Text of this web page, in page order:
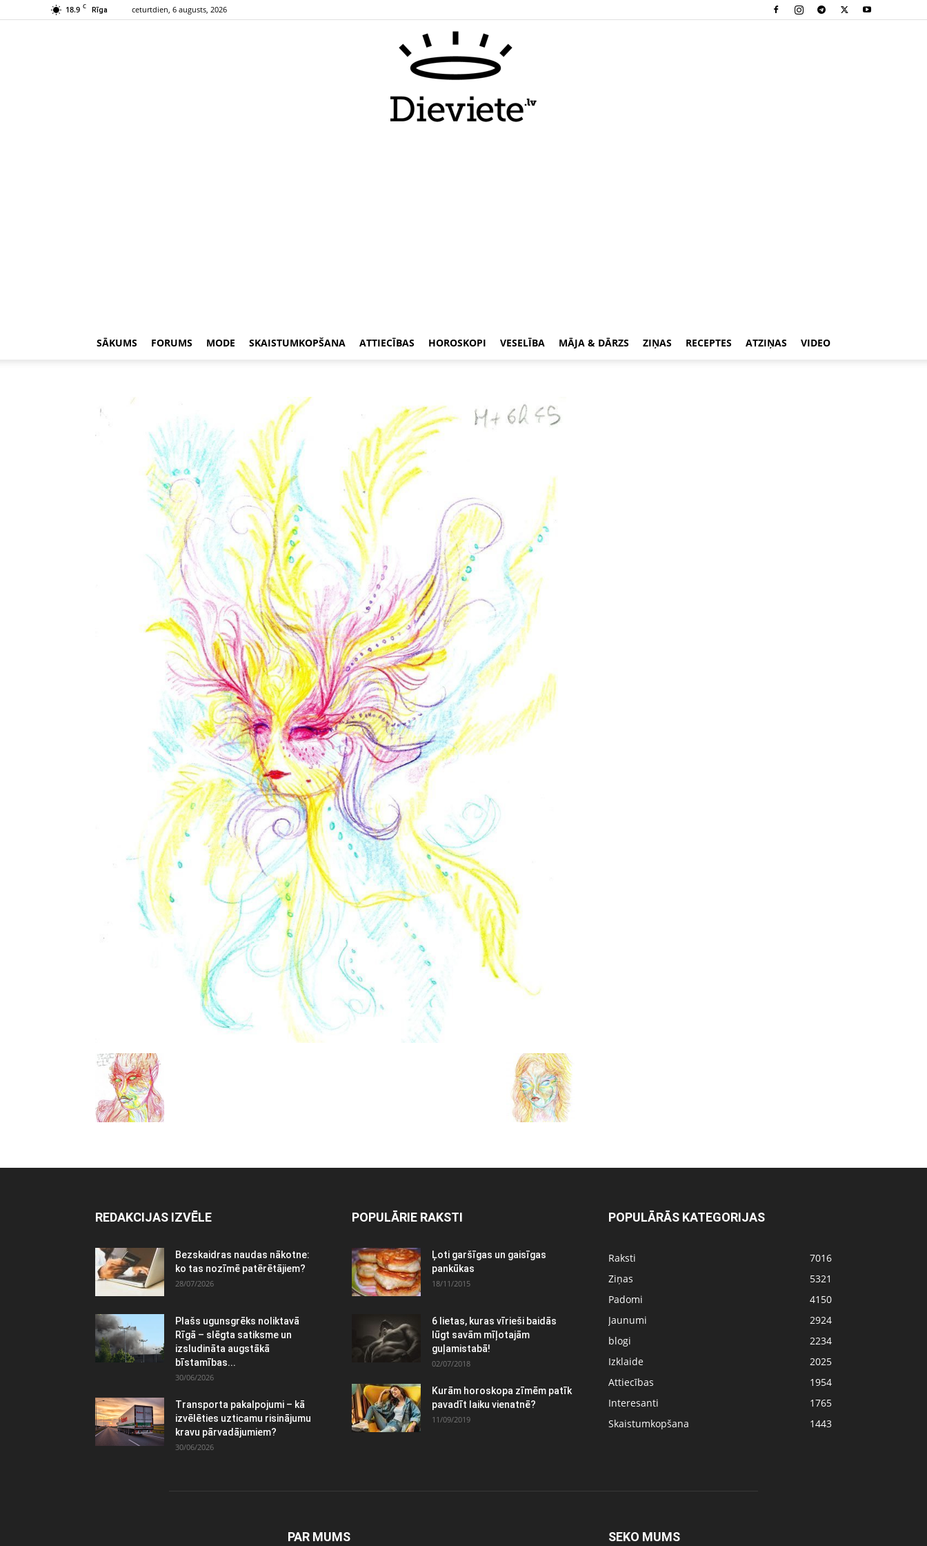
18.9 C Rīga ceturtdien, 6 augusts, 2026
SĀKUMS FORUMS MODE SKAISTUMKOPŠANA ATTIECĪBAS HOROSKOPI VESELĪBA MĀJA & DĀRZS ZIŅAS RECEPTES ATZIŅAS VIDEO
REDAKCIJAS IZVĒLE
Bezskaidras naudas nākotne:
ko tas nozīmē patērētājiem?
28/07/2026
Plašs ugunsgrēks noliktavā
Rīgā – slēgta satiksme un
izsludināta augstākā
bīstamības...
30/06/2026
Transporta pakalpojumi – kā
izvēlēties uzticamu risinājumu
kravu pārvadājumiem?
30/06/2026
POPULĀRIE RAKSTI
Ļoti garšīgas un gaisīgas
pankūkas
18/11/2015
6 lietas, kuras vīrieši baidās
lūgt savām mīļotajām
guļamistabā!
02/07/2018
Kurām horoskopa zīmēm patīk
pavadīt laiku vienatnē?
11/09/2019
POPULĀRĀS KATEGORIJAS
Raksti
7016
Ziņas
5321
Padomi
4150
Jaunumi
2924
blogi
2234
Izklaide
2025
Attiecības
1954
Interesanti
1765
Skaistumkopšana
1443
PAR MUMS SEKO MUMS